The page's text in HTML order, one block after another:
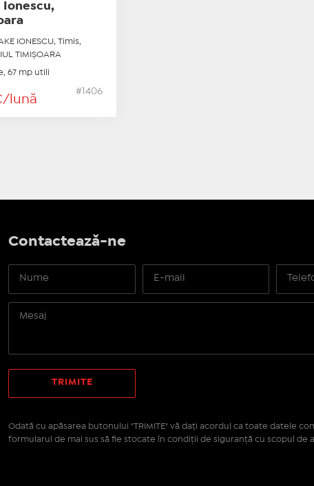
Ionescu,
IONESCU, Timis,
TIMIŞOARA
67 mp utili
lună
#1406
Contactează-ne
Odată cu apăsarea butonului "TRIMITE" vă daţi acordul ca toate datele
formularul de mai sus să fie stocate în condiţii de siguranţă cu scopul de